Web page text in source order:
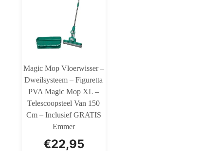
Magic Mop Vloerwisser –
Dweilsysteem – Figuretta
PVA Magic Mop XL –
Telescoopsteel Van 150
Cm – Inclusief GRATIS
Emmer
€22,95